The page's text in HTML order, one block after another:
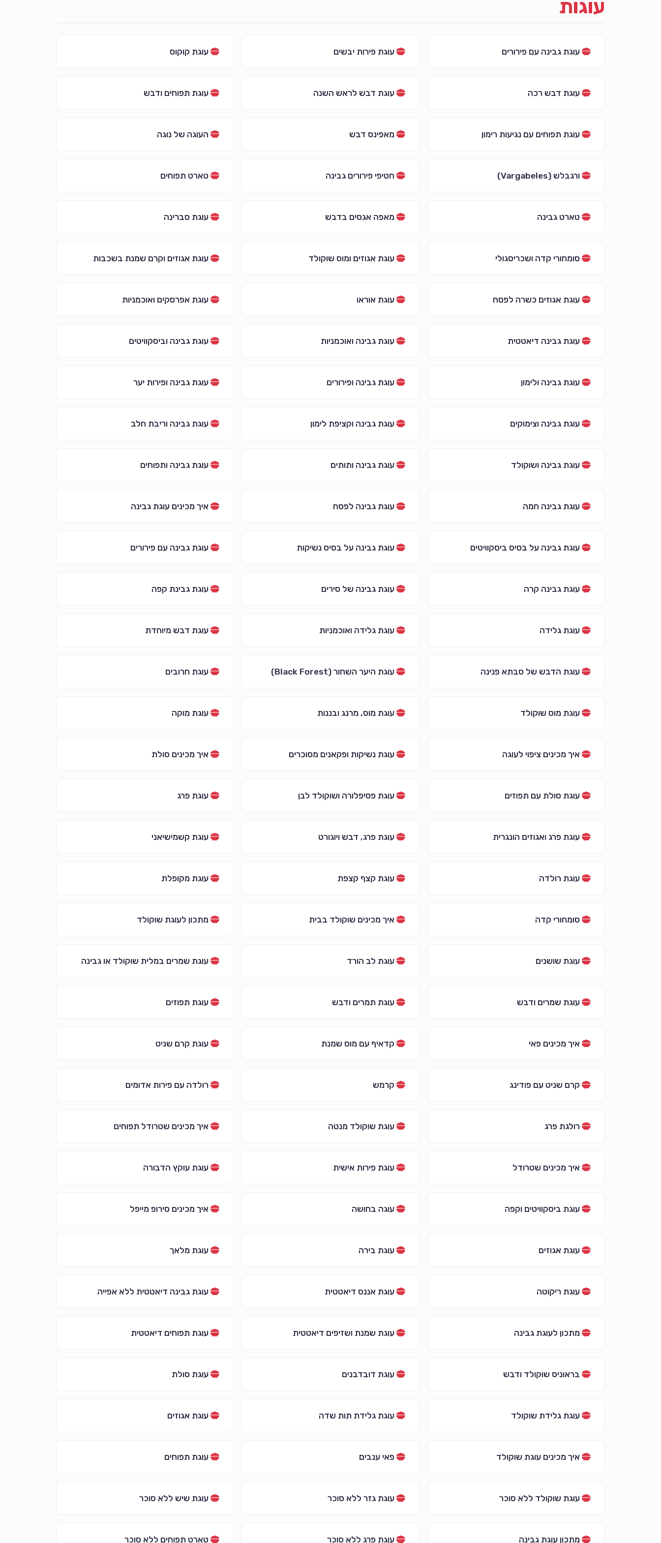
עוגות
עוגת גבינה עם פירורים עוגת פירות יבשים עוגת קוקוס
עוגת דבש רכה עוגת דבש לראש השנה עוגת תפוחים ודבש
עוגת תפוחים עם נגיעות רימון מאפינס דבש העוגה של נוגה
ורגבלש (Vargabeles) חטיפי פירורים גבינה טארט תפוחים
טארט גבינה מאפה אגסים בדבש עוגת סברינה
סומחורי קדה ושכריסגולי עוגת אגוזים ומוס שוקולד עוגת אגוזים וקרם שמנת בשכבות
עוגת אגוזים כשרה לפסח עוגת אוראו עוגת אפרסקים ואוכמניות
עוגת גבינה דיאטטית עוגת גבינה ואוכמניות עוגת גבינה וביסקוויטים
עוגת גבינה ולימון עוגת גבינה ופירורים עוגת גבינה ופירות יער
עוגת גבינה וצימוקים עוגת גבינה וקציפת לימון עוגת גבינה וריבת חלב
עוגת גבינה ושוקולד עוגת גבינה ותותים עוגת גבינה ותפוחים
עוגת גבינה חמה עוגת גבינה לפסח איך מכינים עוגת גבינה
עוגת גבינה על בסיס ביסקוויטים עוגת גבינה על בסיס נשיקות עוגת גבינה עם פירורים
עוגת גבינה קרה עוגת גבינה של סירים עוגת גבינת קפה
עוגת גלידה עוגת גלידה ואוכמניות עוגת דבש מיוחדת
עוגת הדבש של סבתא פנינה עוגת היער השחור (Black Forest) עוגת חרובים
עוגת מוס שוקולד עוגת מוס, מרנג ובננות עוגת מוקה
איך מכינים ציפוי לעוגה עוגת נשיקות ופקאנים מסוכרים איך מכינים סולת
עוגת סולת עם תפוזים עוגת פסיפלורה ושוקולד לבן עוגת פרג
עוגת פרג ואגוזים הונגרית עוגת פרג, דבש ויוגורט עוגת קשמישיאני
עוגת רולדה עוגת קצף קצפת עוגת מקופלת
סומחורי קדה איך מכינים שוקולד בבית מתכון לעוגת שוקולד
עוגת שושנים עוגת לב הורד עוגת שמרים במלית שוקולד או גבינה
עוגת שמרים ודבש עוגת תמרים ודבש עוגת תפוזים
איך מכינים פאי קדאיף עם מוס שמנת עוגת קרם שניט
קרם שניט עם פודינג קרמש רולדה עם פירות אדומים
רולגת פרג עוגת שוקולד מנטה איך מכינים שטרודל תפוחים
איך מכינים שטרודל עוגת פירות אישית עוגת עוקץ הדבורה
עוגת ביסקוויטים וקפה עוגה בחושה איך מכינים סירופ מייפל
עוגת אגוזים עוגת בירה עוגת מלאך
עוגת ריקוטה עוגת אננס דיאטטית עוגת גבינה דיאטטית ללא אפייה
מתכון לעוגת גבינה עוגת שמנת ושזיפים דיאטטית עוגת תפוחים דיאטטית
בראוניס שוקולד ודבש עוגת דובדבנים עוגת סולת
עוגת גלידת שוקולד עוגת גלידת תות שדה עוגת אגוזים
איך מכינים עוגת שוקולד פאי ענבים עוגת תפוחים
עוגת שוקולד ללא סוכר עוגת גזר ללא סוכר עוגת שיש ללא סוכר
מתכון עוגת גבינה עוגת פרג ללא סוכר טארט תפוחים ללא סוכר